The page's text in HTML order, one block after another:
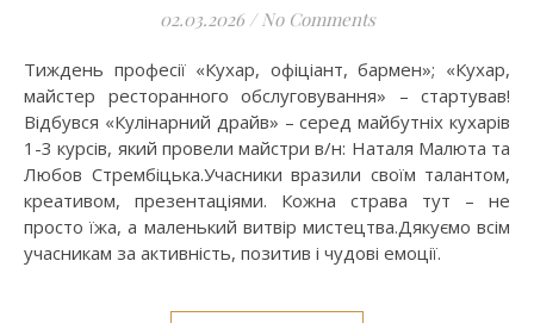
02.03.2026 / No Comments
Тиждень професії «Кухар, офіціант, бармен»; «Кухар,
майстер ресторанного обслуговування» – стартував!
Відбувся «Кулінарний драйв» – серед майбутніх кухарів
1-3 курсів, який провели майстри в/н: Наталя Малюта та
Любов Стрембіцька.Учасники вразили своїм талантом,
креативом, презентаціями. Кожна страва тут – не
просто їжа, а маленький витвір мистецтва.Дякуємо всім
учасникам за активність, позитив і чудові емоції.